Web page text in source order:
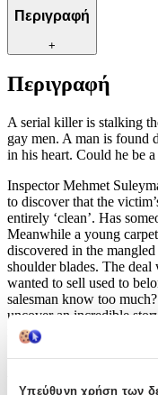
Υπεύθυνη χρήση των
Περιγραφή
+
Περιγραφή
A serial killer is stalking
gay men. A man is found
in his heart. Could he be
Inspector Mehmet
to discover that the
entirely ‘clean’. Has
Meanwhile a young
discovered in the
shoulder blades. The
wanted to sell used to
salesman know too
uncover an incredible
most respectable facade